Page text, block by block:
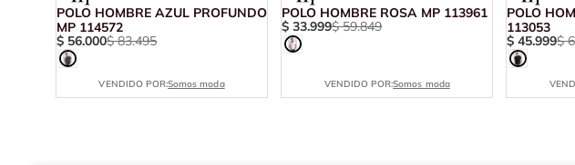
POLO HOMBRE AZUL PROFUNDO
MP 114572
$ 56.000$ 83.495
VENDIDO POR:Somos moda
POLO HOMBRE ROSA MP 113961
$ 33.999$ 59.849
VENDIDO POR:Somos moda
POLO
113053
$ 45.999$